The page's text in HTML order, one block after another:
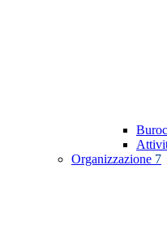
Organizzazione 7